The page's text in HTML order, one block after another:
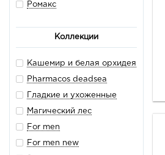
Ромакс
Коллекции
Кашемир и белая орхидея
Pharmacos deadsea
Гладкие и ухоженные
Магический лес
For men
For men new